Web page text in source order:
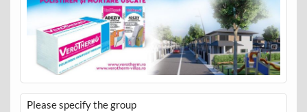
Please specify the group